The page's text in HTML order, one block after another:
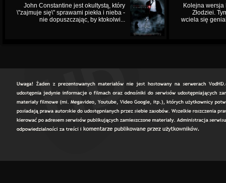
John Constantine jest okultystą, który
\"zajmuje się\" sprawami piekła i nieba -
nie dopuszczając, by ktokolwi...
Kolejna wersja
Złodziei.
wciela się